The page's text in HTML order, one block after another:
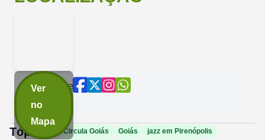
Ver
no
Mapa
Compartilhe
agora:
Tópicos: Circula Goiás Goiás
jazz em Pirenópolis